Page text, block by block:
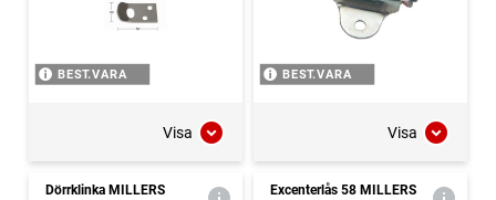
BEST.VARA
Visa
BEST.VARA
Visa
Dörrklinka MILLERS Excenterlås 58 MILLERS